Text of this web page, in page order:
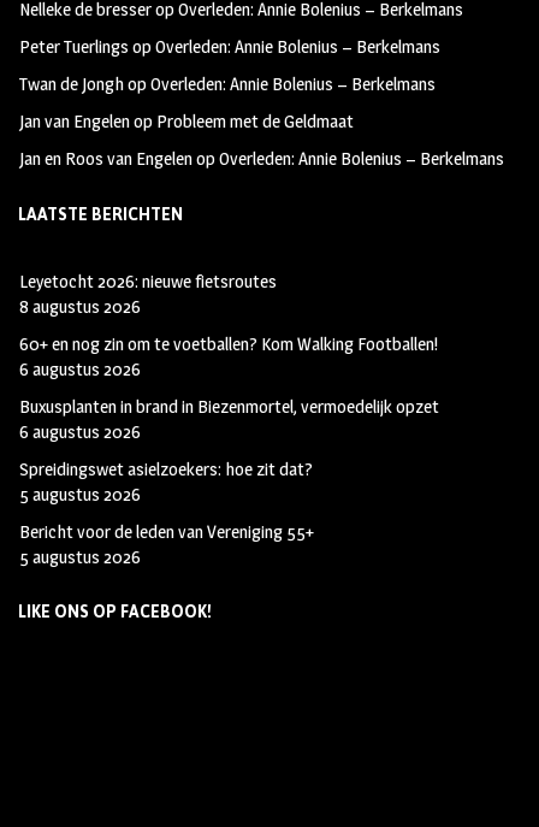
k
m
Nelleke de bresseropOverleden: Annie Bolenius – Berkelmans
Peter Tuerlings opOverleden: Annie Bolenius – Berkelmans
Twan de JonghopOverleden: Annie Bolenius – Berkelmans
Jan van Engelenop Probleem met de Geldmaat
Jan en Roos van EngelenopOverleden: Annie Bolenius – Berkelmans
LAATSTE BERICHTEN
Leyetocht 2026: nieuwe fietsroutes
8 augustus 2026
60+ en nog zin om te voetballen? Kom Walking Footballen!
6 augustus 2026
Buxusplanten in brand in Biezenmortel, vermoedelijk opzet
6 augustus 2026
Spreidingswet asielzoekers: hoe zit dat?
5 augustus 2026
Bericht voor de leden van Vereniging 55+
5 augustus 2026
LIKE ONS OP FACEBOOK!